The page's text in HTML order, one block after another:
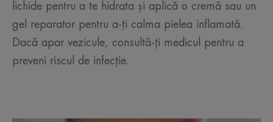
lichide pentru a te hidrata și aplică o cremă sau un
gel reparator pentru a-ți calma pielea inflamată.
Dacă apar vezicule, consultă-ți medicul pentru a
preveni riscul de infecție.